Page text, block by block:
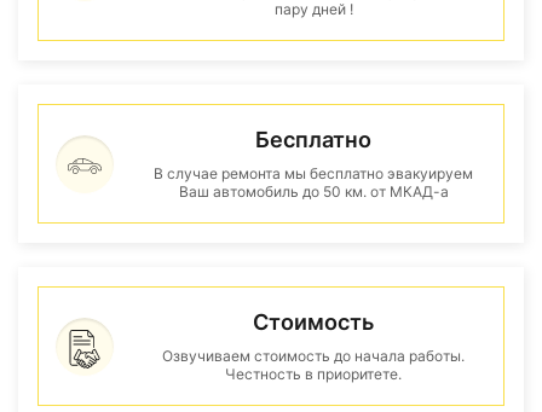
пару дней !
Бесплатно
В случае ремонта мы бесплатно эвакуируем
Ваш автомобиль до 50 км. от МКАД-а
Стоимость
Озвучиваем стоимость до начала работы.
Честность в приоритете.